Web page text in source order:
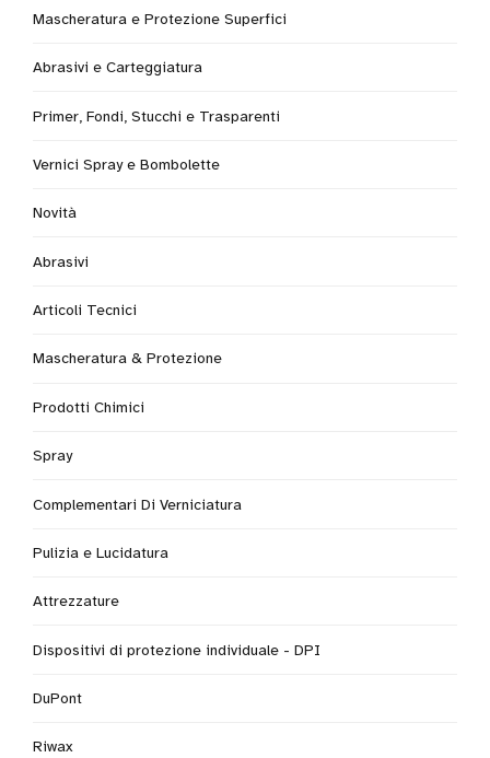
Mascheratura e Protezione Superfici
Abrasivi e Carteggiatura
Primer, Fondi, Stucchi e Trasparenti
Vernici Spray e Bombolette
Novità
Abrasivi
Articoli Tecnici
Mascheratura & Protezione
Prodotti Chimici
Spray
Complementari Di Verniciatura
Pulizia e Lucidatura
Attrezzature
Dispositivi di protezione individuale - DPI
DuPont
Riwax